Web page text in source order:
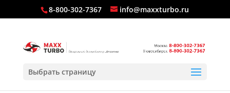
8-800-302-7367 info@maxxturbo.ru
Выбрать страницу